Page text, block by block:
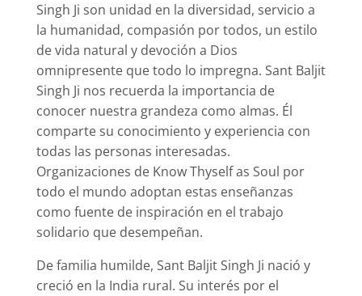
Singh Ji son unidad en la diversidad, servicio a
la humanidad, compasión por todos, un estilo
de vida natural y devoción a Dios
omnipresente que todo lo impregna. Sant Baljit
Singh Ji nos recuerda la importancia de
conocer nuestra grandeza como almas. Él
comparte su conocimiento y experiencia con
todas las personas interesadas.
Organizaciones de Know Thyself as Soul por
todo el mundo adoptan estas enseñanzas
como fuente de inspiración en el trabajo
solidario que desempeñan.
De familia humilde, Sant Baljit Singh Ji nació y
creció en la India rural. Su interés por el